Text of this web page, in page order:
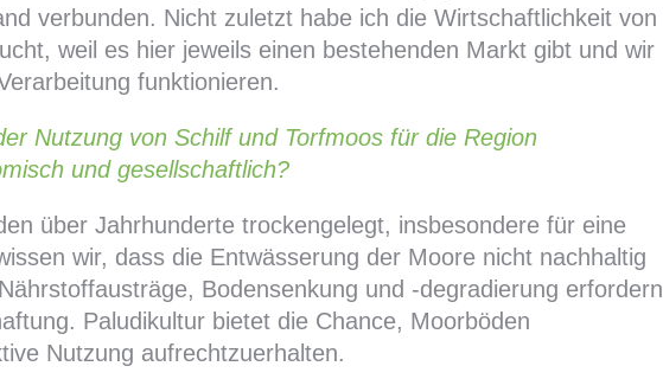
verbunden. Nicht zuletzt habe ich die Wirtschaftlichkeit von
weil es hier jeweils einen bestehenden Markt gibt und wir
funktionieren.
Nutzung von Schilf und Torfmoos für die Region
und gesellschaftlich?
über Jahrhunderte trockengelegt, insbesondere für eine
wir, dass die Entwässerung der Moore nicht nachhaltig
Bodensenkung und -degradierung erfordern
Paludikultur bietet die Chance, Moorböden
Nutzung aufrechtzuerhalten.